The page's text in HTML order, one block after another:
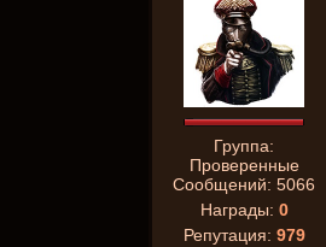
Группа:
Проверенные
Сообщений: 5066
Награды: 0
Репутация: 979